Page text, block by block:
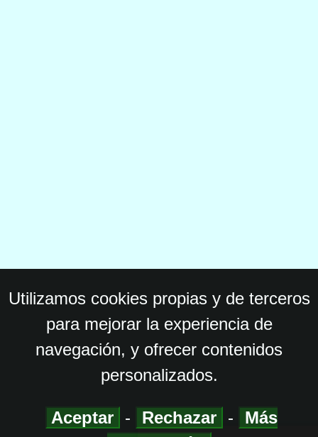
Utilizamos cookies propias y de terceros
para mejorar la experiencia de
navegación, y ofrecer contenidos
personalizados.
Aceptar - Rechazar -
Más